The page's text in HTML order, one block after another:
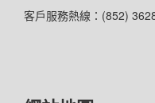
客戶服務熱線：(852)